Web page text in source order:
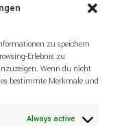
zu speichern
Erlebnis zu
Wenn du nicht
bestimmte Merkmale und
Always active